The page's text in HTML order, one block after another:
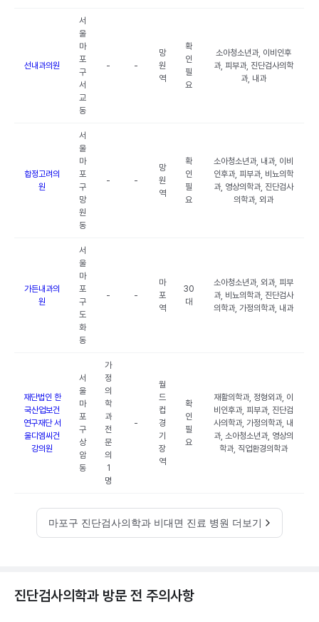
선내과의원
서
울
마
포
구
서
교
동
- -
망
원
역
확
인
필
요
소아청소년과, 이비인후
과, 피부과, 진단검사의학
과, 내과
합정고려의
원
서
울
마
포
구
망
원
동
- -
망
원
역
확
인
필
요
소아청소년과, 내과, 이비
인후과, 피부과, 비뇨의학
과, 영상의학과, 진단검사
의학과, 외과
가든내과의
원
서
울
마
포
구
도
화
동
- -
마
포
역
30
대
소아청소년과, 외과, 피부
과, 비뇨의학과, 진단검사
의학과, 가정의학과, 내과
재단법인 한
국산업보건
연구재단 서
울디엠씨건
강의원
서
울
마
포
구
상
암
동
가
정
의
학
과
전
문
의
1
명
-
월
드
컵
경
기
장
역
확
인
필
요
재활의학과, 정형외과, 이
비인후과, 피부과, 진단검
사의학과, 가정의학과, 내
과, 소아청소년과, 영상의
학과, 직업환경의학과
마포구 진단검사의학과 비대면 진료 병원 더보기
진단검사의학과 방문 전 주의사항